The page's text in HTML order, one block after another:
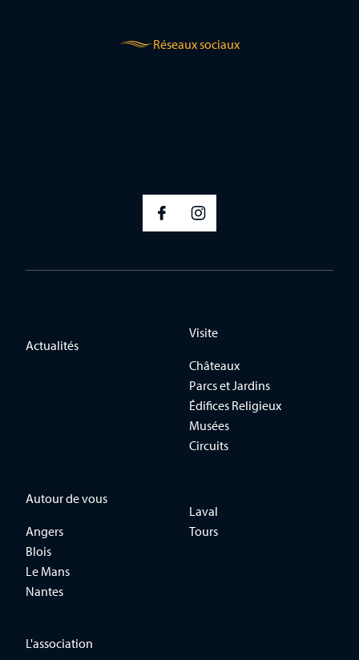
Réseaux sociaux
Actualités
Visite
Châteaux
Parcs et Jardins
Édifices Religieux
Musées
Circuits
Autour de vous
Angers
Blois
Le Mans
Nantes
Laval
Tours
L'association